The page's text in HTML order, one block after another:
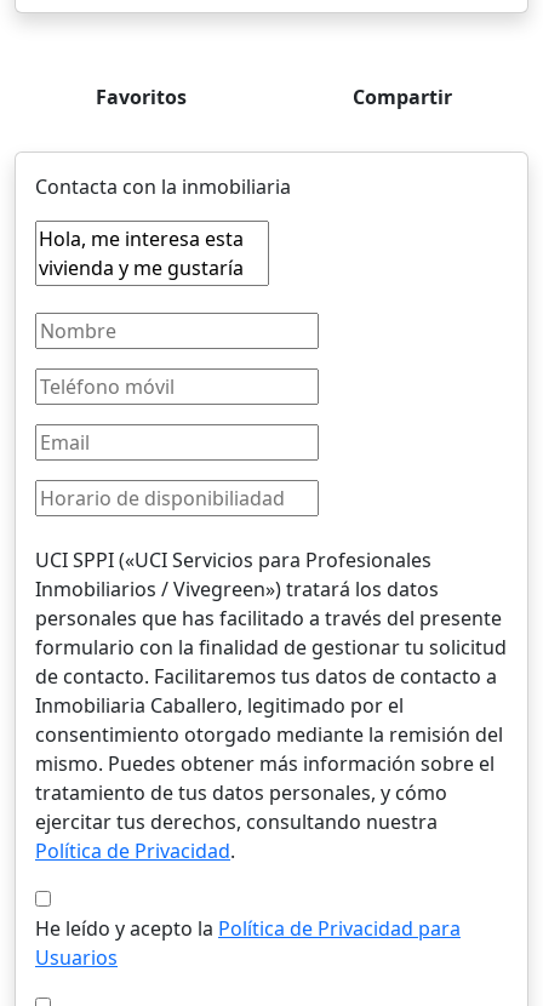
Favoritos Compartir
Contacta con la inmobiliaria
UCI SPPI («UCI Servicios para Profesionales
Inmobiliarios / Vivegreen») tratará los datos
personales que has facilitado a través del presente
formulario con la finalidad de gestionar tu solicitud
de contacto. Facilitaremos tus datos de contacto a
Inmobiliaria Caballero, legitimado por el
consentimiento otorgado mediante la remisión del
mismo. Puedes obtener más información sobre el
tratamiento de tus datos personales, y cómo
ejercitar tus derechos, consultando nuestra
Política de Privacidad.
He leído y acepto la Política de Privacidad para
Usuarios